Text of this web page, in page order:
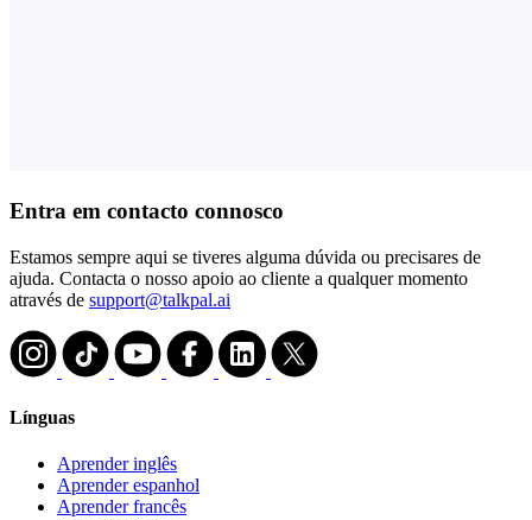
Entra em contacto connosco
Estamos sempre aqui se tiveres alguma dúvida ou precisares de
ajuda. Contacta o nosso apoio ao cliente a qualquer momento
através de support@talkpal.ai
Línguas
Aprender inglês
Aprender espanhol
Aprender francês